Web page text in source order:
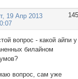
145
19 Апр 2013
вопрос - какой айпи у
билайном
вопрос, сам уже